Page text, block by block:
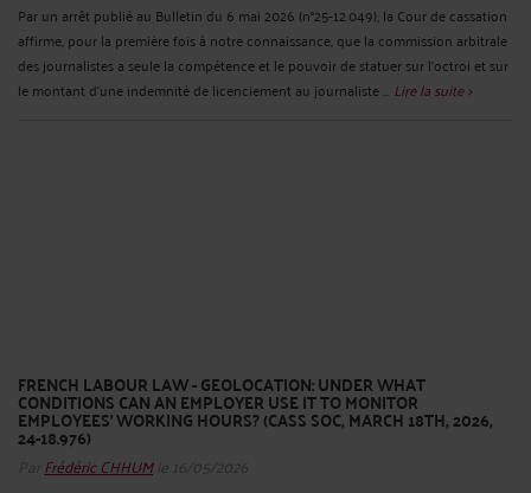
Par un arrêt publié au Bulletin du 6 mai 2026 (n°25-12.049), la Cour de cassation
affirme, pour la première fois à notre connaissance, que la commission arbitrale
des journalistes a seule la compétence et le pouvoir de statuer sur l’octroi et sur
le montant d’une indemnité de licenciement au journaliste ... Lire la suite >
FRENCH LABOUR LAW - GEOLOCATION: UNDER WHAT
CONDITIONS CAN AN EMPLOYER USE IT TO MONITOR
EMPLOYEES' WORKING HOURS? (CASS SOC, MARCH 18TH, 2026,
24-18.976)
Par Frédéric CHHUMle 16/05/2026